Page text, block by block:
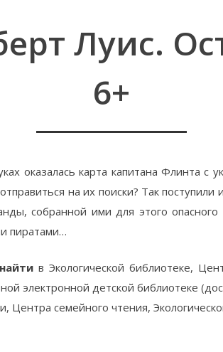
Луис.
6+
оказалась карта капитана Флинта с
на их поиски? Так
собранной ими для этого
пиратами…
в Экологической библиотеке,
электронной детской библиотеке
Центра семейного чтения,